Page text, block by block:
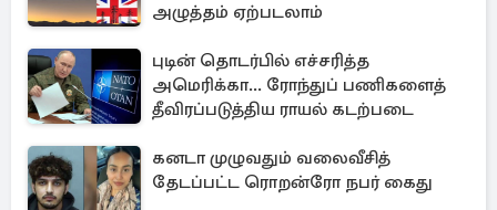
அழுத்தம் ஏற்படலாம்
புடின் தொடர்பில் எச்சரித்த
அமெரிக்கா... ரோந்துப் பணிகளைத்
தீவிரப்படுத்திய ராயல் கடற்படை
கனடா முழுவதும் வலைவீசித்
தேடப்பட்ட ரொறன்ரோ நபர் கைது